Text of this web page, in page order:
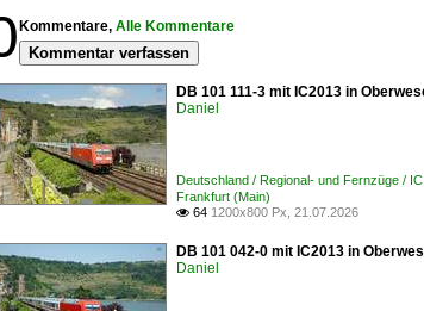
Kommentare, Alle Kommentare
Kommentar verfassen
DB 101 111-3 mit IC2013 in
Daniel
Deutschland / Regional- und Fernzüge /
Frankfurt (Main)
 64 1200x800 Px, 21.07.2026
DB 101 042-0 mit IC2013 in
Daniel